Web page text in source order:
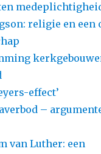
religie en een
effect’
–
van Luther: een